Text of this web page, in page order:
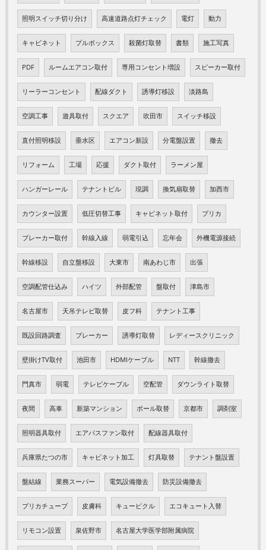
照明スイッチ切り分け 高速道路点灯チェック 電灯 動力
キャビネット プルボックス 殺菌灯取替 書類 施工写真
PDF ルームエアコン取付 専用コンセント増設 スピーカー取付
リーラーコンセント 配線ダクト 誘導灯移設 淡路島
空調工事 遊具取付 スクエア 吹田市 スイッチ移設
直付照明移設 垂水区 エアコン新設 分電盤設置 撤去
リフォーム 工場 応援 ダクト取付 ラーメン屋
ハンガーレール テナントビル 現調 換気扇取替 加西市
カウンター設置 低圧切替工事 キャビネット取付 プリカ
ブレーカー取付 幹線入線 弱電引込 忘年会 外機電源接続
幹線移設 自立盤移設 大東市 南あわじ市 出張
空調配管仕込み ハイツ 外部配管 盤取付 津島市
名古屋市 天吊テレビ取替 皮フ科 テナント工事
既設回路調査 ブレーカー 誘導灯取替 レディースクリニック
壁掛けTV取付 池田市 HDMIケーブル NTT 幹線撤去
門真市 弱電 テレビケーブル 空配管 ダウンライト取替
夜間 高車 新築マンション ポール取替 京都市 調剤室
照明器具取付 エアパスファン取付 配線器具取付
兵庫県たつの市 キャビネット加工 灯具取替 テナント盤設置
盤結線 業務スーパー 電気設備撤去 防災設備撤去
プリカチューブ 皮膚科 キューピクル エコキュート入替
リモコン設置 泉佐野市 名古屋大学医学部附属病院